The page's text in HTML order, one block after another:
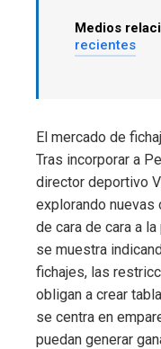
Medios
recientes
El mercado de
Tras incorporar a
director deportivo
explorando
de cara de cara a
se muestra
fichajes, las
obligan a crear
se centra en
puedan generar